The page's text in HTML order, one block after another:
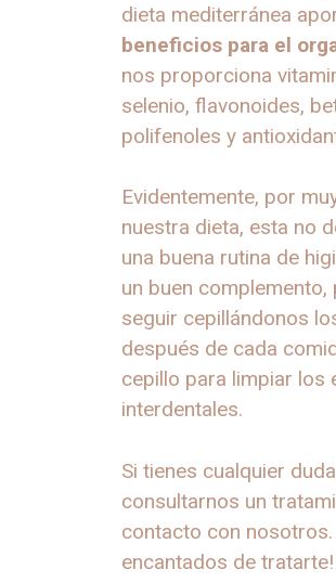
dieta mediterránea
beneficios para el
nos proporciona
selenio, flavonoides,
polifenoles y
Evidentemente, por
nuestra dieta, esta no
una buena rutina de
un buen
seguir cepillándonos
después de cada
cepillo para limpiar los
interdentales.
Si tienes cualquier
consultarnos un
contacto con
encantados de tratarte!